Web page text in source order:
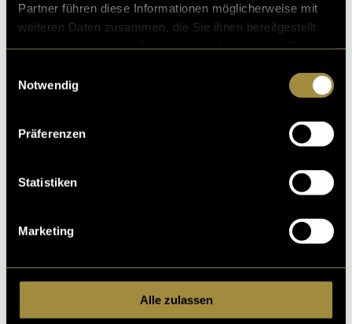
Partner führen diese Informationen möglicherweise mit
weiteren Daten zusammen, die Sie ihnen bereitgestellt
Notwendig
Präferenzen
Statistiken
Marketing
Alle zulassen